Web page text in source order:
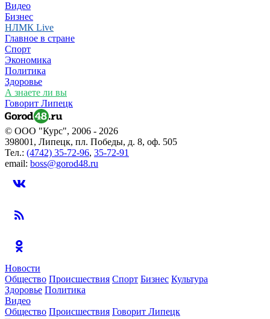
Видео
Бизнес
НЛМК Live
Главное в стране
Спорт
Экономика
Политика
Здоровье
А знаете ли вы
Говорит Липецк
© ООО "Курс", 2006 - 2026
398001, Липецк, пл. Победы, д. 8, оф. 505
Тел.: (4742) 35-72-96, 35-72-91
email: boss@gorod48.ru
Новости
Общество Происшествия Спорт Бизнес Культура
Здоровье Политика
Видео
Общество Происшествия Говорит Липецк